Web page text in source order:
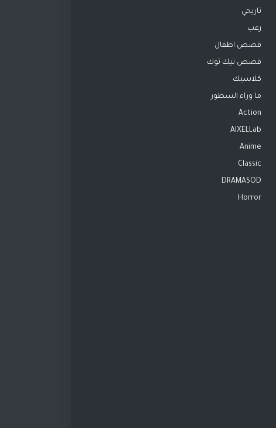
تاريخي
رعب
قصص اطفال
قصص تيك توك
كلاسيك
ما وراء السطور
Action
AIXELLab
Anime
Classic
DRAMASOD
Horror